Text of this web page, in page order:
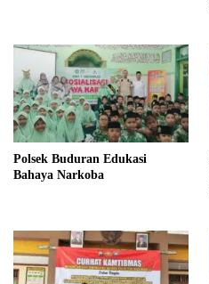
Polsek Buduran Edukasi
Bahaya Narkoba